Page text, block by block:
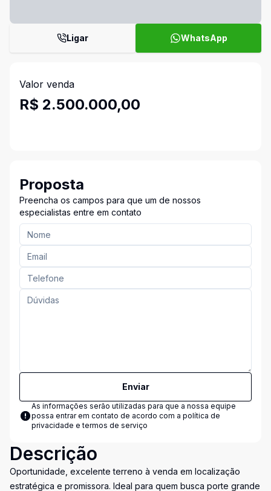
Ligar WhatsApp
Valor venda
R$ 2.500.000,00
Proposta
Preencha os campos para que um de nossos
especialistas entre em contato
Enviar
As informações serão utilizadas para que a nossa equipe
possa entrar em contato de acordo com a política de
privacidade e termos de serviço
Descrição
Oportunidade, excelente terreno à venda em localização
estratégica e promissora. Ideal para quem busca porte grande